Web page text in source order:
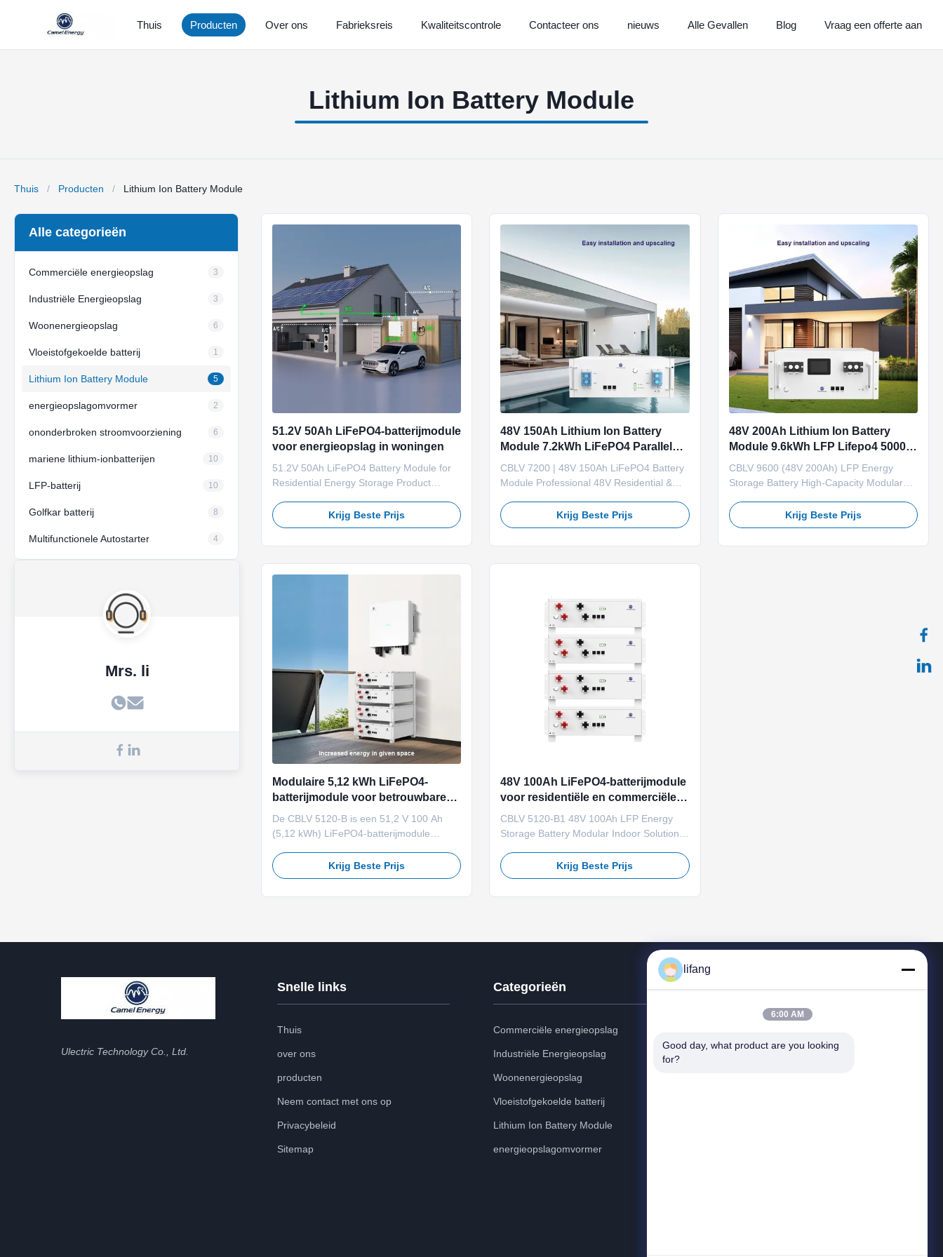
Thuis Producten Over ons Fabrieksreis Kwaliteitscontrole Contacteer ons nieuws Alle Gevallen Blog Vraag een offerte aan
Lithium Ion Battery Module
Thuis / Producten / Lithium Ion Battery Module
Alle categorieën
Commerciële energieopslag 3
Industriële Energieopslag 3
Woonenergieopslag 6
Vloeistofgekoelde batterij 1
Lithium Ion Battery Module 5
energieopslagomvormer 2
ononderbroken stroomvoorziening 6
mariene lithium-ionbatterijen 10
LFP-batterij 10
Golfkar batterij 8
Multifunctionele Autostarter 4
Mrs. li
51.2V 50Ah LiFePO4-batterijmodule
voor energieopslag in woningen
51.2V 50Ah LiFePO4 Battery Module for
Residential Energy Storage Product
50Ah LiFePO4 Battery Module is a
compact 2.56kWh low-voltage energy
Krijg Beste Prijs
48V 150Ah Lithium Ion Battery
Module 7.2kWh LiFePO4 Parallel
Design 3000 cycli
CBLV 7200 | 48V 150Ah LiFePO4 Battery
Module Professional 48V Residential &
Details Model: CBLV 7200 (48150) Type:
LiFePO4 (LFP) Nominal Voltage: 48V
Krijg Beste Prijs
48V 200Ah Lithium Ion Battery
Module 9.6kWh LFP Lifepo4 5000
Cycle Indoor
CBLV 9600 (48V 200Ah) LFP Energy
Storage Battery High-Capacity Modular
Detail Cell Type: Lithium Iron Phosphate
(LFP) Rated Voltage/Capacity: 48V /
Krijg Beste Prijs
Modulaire 5,12 kWh LiFePO4-
batterijmodule voor betrouwbare
energieopslag binnen
De CBLV 5120-B is een 51,2 V 100 Ah
(5,12 kWh) LiFePO4-batterijmodule
toepassingen voor energieopslag
binnenshuis. Het beschikt over een
Krijg Beste Prijs
48V 100Ah LiFePO4-batterijmodule
voor residentiële en commerciële
energieopslag
CBLV 5120-B1 48V 100Ah LFP Energy
Storage Battery Modular Indoor Solution
Cell Type : Lithium Iron Phosphate (LFP)
Rated Voltage/Capacity : 48V / 100Ah
Krijg Beste Prijs
Ulectric Technology Co., Ltd.
Snelle links
Thuis
over ons
producten
Neem contact met ons op
Privacybeleid
Sitemap
Categorieën
Commerciële energieopslag
Industriële Energieopslag
Woonenergieopslag
Vloeistofgekoelde batterij
Lithium Ion Battery Module
energieopslagomvormer
Neem contact met ons op
Wetenschap en technologie, East
lifang
6:00 AM
Good day, what product are you looking
for?